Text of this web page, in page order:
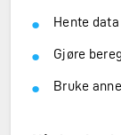
Hente
Gjøre
Bruke